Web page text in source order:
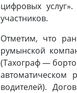
цифровых
участников.
Отметим, что
румынской
(Тахограф —
водителей).